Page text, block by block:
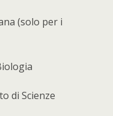
(solo per i
di Scienze